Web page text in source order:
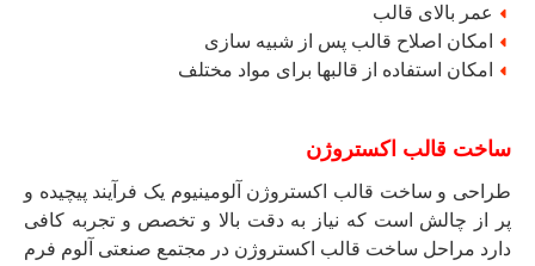
عمر بالای قالب
امکان اصلاح قالب پس از شبیه سازی
امکان استفاده از قالبها برای مواد مختلف
ساخت قالب اکستروژن
طراحی و ساخت قالب اکستروژن آلومینیوم یک فرآیند پیچیده و
پر از چالش است که نیاز به دقت بالا و تخصص و تجربه کافی
دارد مراحل ساخت قالب اکستروژن در مجتمع صنعتی آلوم فرم